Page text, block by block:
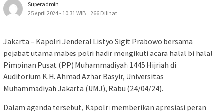
Superadmin
25 April 2024 - 10:31 WIB
266 Dilihat
Jakarta – Kapolri Jenderal Listyo Sigit Prabowo bersama
pejabat utama mabes polri hadir mengikuti acara halal bi halal
Pimpinan Pusat (PP) Muhammadiyah 1445 Hijriah di
Auditorium K.H. Ahmad Azhar Basyir, Universitas
Muhammadiyah Jakarta (UMJ), Rabu (24/04/24).
Dalam agenda tersebut, Kapolri memberikan apresiasi peran